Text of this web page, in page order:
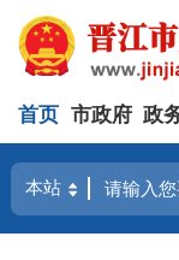
首页 市政府 政